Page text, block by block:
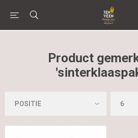
Product